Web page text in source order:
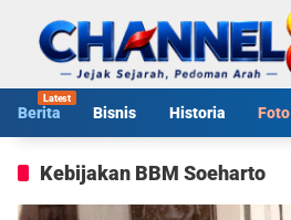
konten
Berita Bisnis Historia Foto
Kebijakan BBM Soeharto